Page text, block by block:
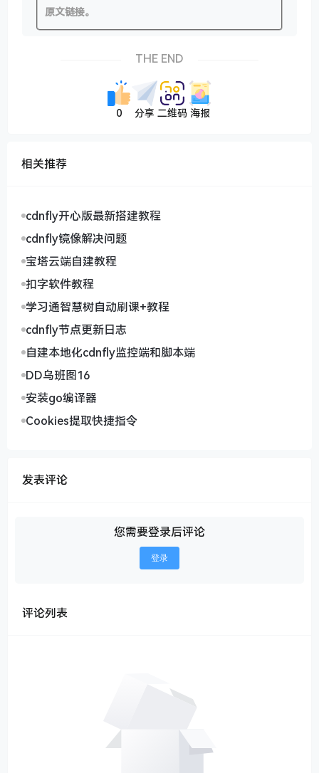
原文链接。
THE END
0 分享 二维码 海报
相关推荐
cdnfly开心版最新搭建教程
cdnfly镜像解决问题
宝塔云端自建教程
扣字软件教程
学习通智慧树自动刷课+教程
cdnfly节点更新日志
自建本地化cdnfly监控端和脚本端
DD乌班图16
安装go编译器
Cookies提取快捷指令
发表评论
您需要登录后评论
登录
评论列表